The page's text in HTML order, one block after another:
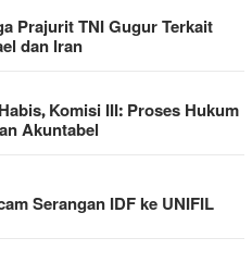
Prajurit TNI Gugur Terkait
dan Iran
Komisi III: Proses Hukum
Akuntabel
Serangan IDF ke UNIFIL